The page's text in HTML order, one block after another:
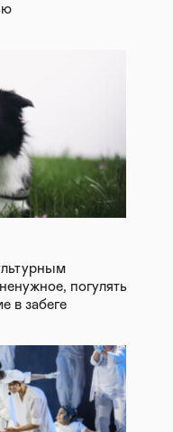
погулять
в забеге